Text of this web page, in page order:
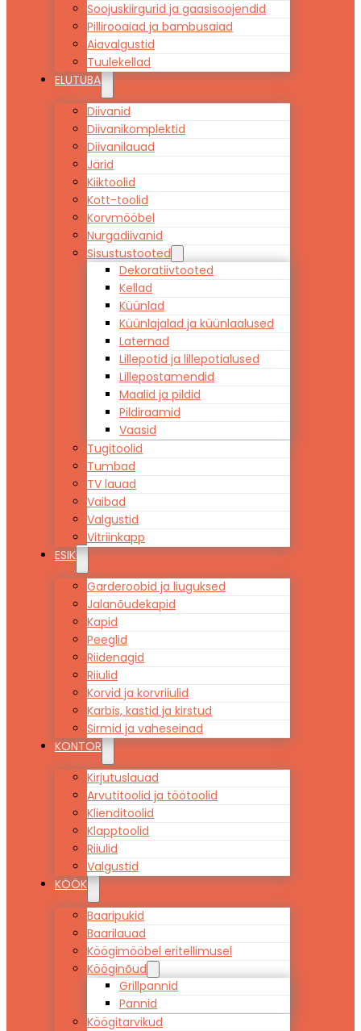
Soojuskiirgurid ja gaasisoojendid
Pillirooaiad ja bambusaiad
Aiavalgustid
Tuulekellad
ELUTUBA
Diivanid
Diivanikomplektid
Diivanilauad
Järid
Kiiktoolid
Kott-toolid
Korvmööbel
Nurgadiivanid
Sisustustooted
Dekoratiivtooted
Kellad
Küünlad
Küünlajalad ja küünlaalused
Laternad
Lillepotid ja lillepotialused
Lillepostamendid
Maalid ja pildid
Pildiraamid
Vaasid
Tugitoolid
Tumbad
TV lauad
Vaibad
Valgustid
Vitriinkapp
ESIK
Garderoobid ja liuguksed
Jalanõudekapid
Kapid
Peeglid
Riidenagid
Riiulid
Korvid ja korvriiulid
Karbis, kastid ja kirstud
Sirmid ja vaheseinad
KONTOR
Kirjutuslauad
Arvutitoolid ja töötoolid
Klienditoolid
Klapptoolid
Riiulid
Valgustid
KÖÖK
Baaripukid
Baarilauad
Köögimööbel eritellimusel
Kööginõud
Grillpannid
Pannid
Köögitarvikud